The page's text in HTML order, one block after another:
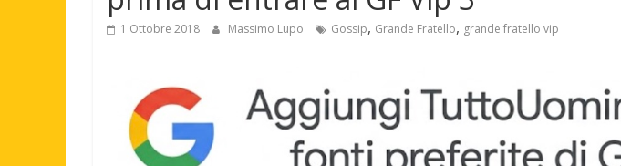
1 Ottobre 2018 Massimo Lupo Gossip, Grande Fratello, grande fratello vip